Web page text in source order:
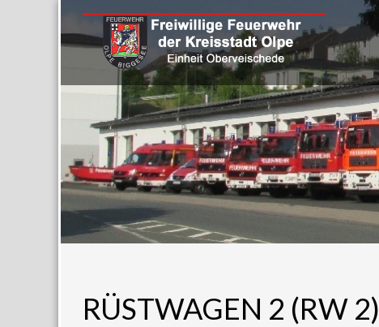
RÜSTWAGEN 2 (RW 2)